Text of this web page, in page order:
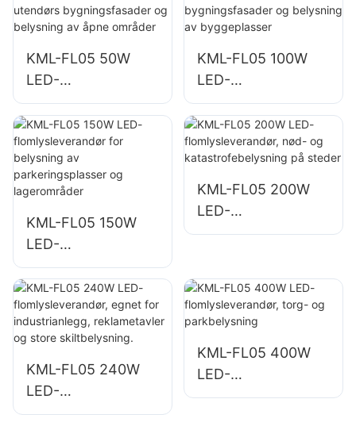
KML-FL05 50W
LED-
flomlysleverandør
for utendørs
bygningsfasader
og belysning av
åpne områder
KML-FL05 100W
LED-
flomlysleverandør
for
bygningsfasader
og belysning av
byggeplasser
KML-FL05 150W
LED-
flomlysleverandør
for belysning av
parkeringsplasser
og lagerområder
KML-FL05 200W
LED-
flomlysleverandør,
katastrofebelysnin
g på steder
KML-FL05 240W
LED-
flomlysleverandør,
KML-FL05 400W
LED-
flomlysleverandør,